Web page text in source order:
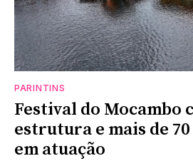
PARINTINS
Festival do Mocambo
estrutura e mais de
em atuação